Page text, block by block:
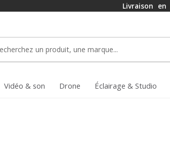
Livraison en
Vidéo & son Drone Éclairage & Studio